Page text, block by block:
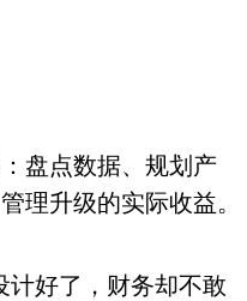
盘点数据、规划产
理升级的实际收益。
好了，财务却不敢